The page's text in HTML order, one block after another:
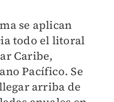
se aplican
todo el litoral
Caribe,
Pacífico. Se
arriba de